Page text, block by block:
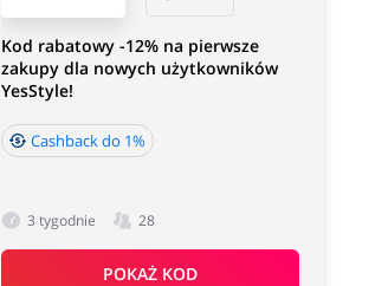
Kod rabatowy -12% na pierwsze
zakupy dla nowych użytkowników
YesStyle!
Cashback do 1%
3 tygodnie 28
POKAŻ KOD